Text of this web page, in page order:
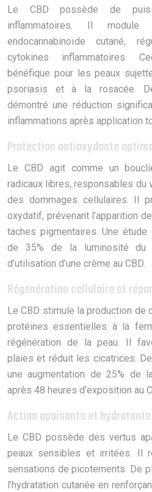
Le CBD possède de
inflammatoires. Il module
endocannabinoïde cutané,
cytokines inflammatoires.
bénéfique pour les peaux
psoriasis et à la rosacée.
démontré une réduction
inflammations après application
Protection antioxydante
Le CBD agit comme un
radicaux libres, responsables
des dommages cellulaires. Il
oxydatif, prévenant l’apparition
taches pigmentaires. Une
de 35% de la luminosité du
d’utilisation d’une crème au CBD.
Régénération cellulaire et
Le CBD stimule la production de
protéines essentielles à la
régénération de la peau. Il
plaies et réduit les cicatrices.
une augmentation de 25% de
après 48 heures d’exposition au
Action apaisante et
Le CBD possède des vertus
peaux sensibles et irritées. Il
sensations de picotements. De
l’hydratation cutanée en